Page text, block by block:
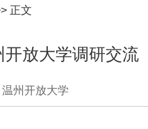
正文
放大学调研交流
温州开放大学